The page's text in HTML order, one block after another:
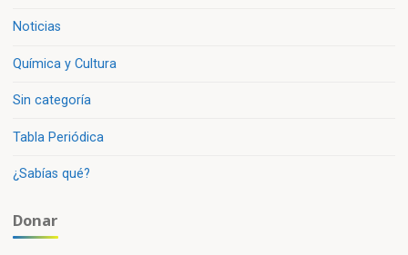
Noticias
Química y Cultura
Sin categoría
Tabla Periódica
¿Sabías qué?
Donar